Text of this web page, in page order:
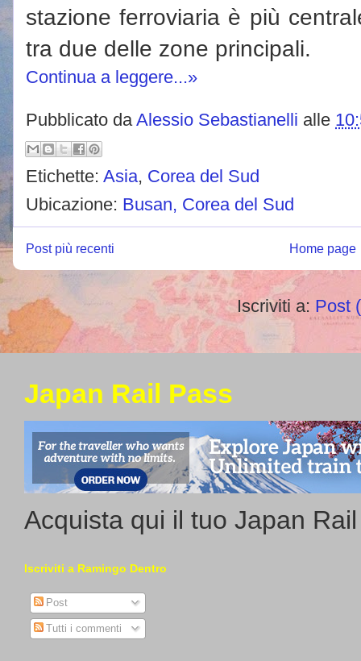
stazione ferroviaria è più
tra due delle zone principali.
Continua a leggere...»
Pubblicato da Alessio Sebastianelli alle
Etichette: Asia, Corea del Sud
Ubicazione: Busan, Corea del Sud
Post più recenti Home page
Iscriviti a: Post
Japan Rail Pass
Acquista qui il tuo Japan
Iscriviti a Ramingo Dentro
Post
Tutti i commenti